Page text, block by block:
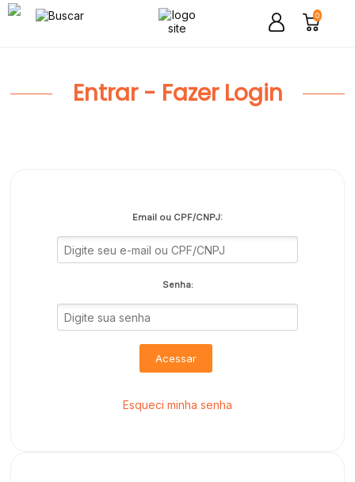
0
Entrar - Fazer Login
Email ou CPF/CNPJ:
Senha:
Acessar
Esqueci minha senha